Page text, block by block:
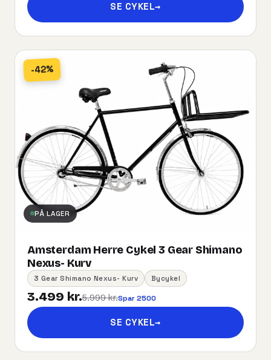
SE CYKEL→
-42%
PÅ LAGER
Amsterdam Herre Cykel 3 Gear Shimano
Nexus- Kurv
3 Gear Shimano Nexus- Kurv Bycykel
3.499 kr.5.999 kr.Spar 2500
SE CYKEL→